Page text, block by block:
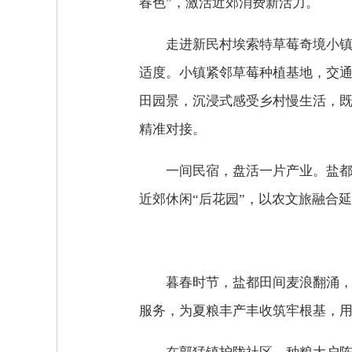
走进新民村埃索特草莓奇境小
适度。小镇紧邻草莓种植基地，交
田园景，沉浸式感受乡村慢生活，
精准对接。
一间民宿，盘活一片产业。盐
近郊休闲“后花园”，以农文旅融合
暮春时节，盐都田间麦浪翻涌
服务，为夏粮丰产丰收筑牢根基，